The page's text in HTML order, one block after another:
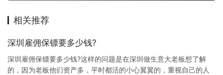
相关推荐
深圳雇佣保镖要多少钱?
深圳雇佣保镖要多少钱?这样的问题是在深圳做生意大老板想了解
的，因为老板他们资产多，平时都活的小心翼翼的，重视自己的人